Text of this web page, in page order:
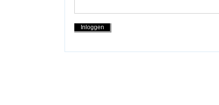
Handelingen